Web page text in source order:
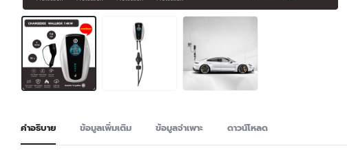
คำอธิบาย ข้อมูลเพิ่มเติม ข้อมูลจำเพาะ ดาวน์โหลด